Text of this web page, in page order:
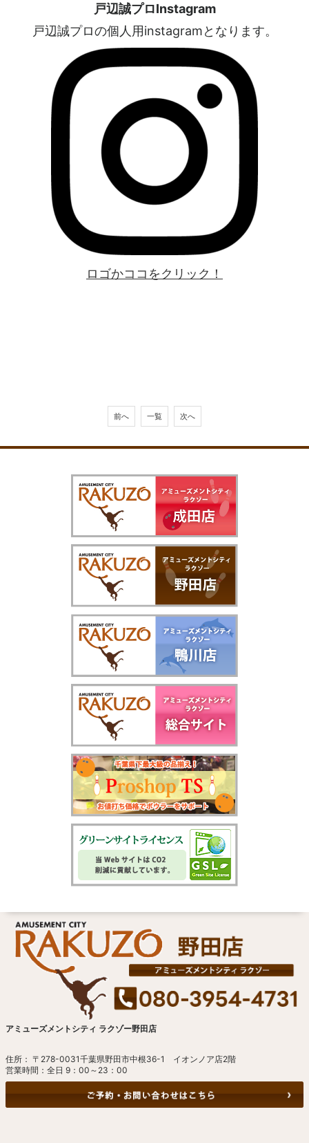
戸辺誠プロInstagram
戸辺誠プロの個人用instagramとなります。
ロゴかココをクリック！
前へ 一覧 次へ
アミューズメントシティ ラクゾー野田店
住所： 〒278-0031千葉県野田市中根36-1 イオンノア店2階
営業時間：全日 9：00～23：00